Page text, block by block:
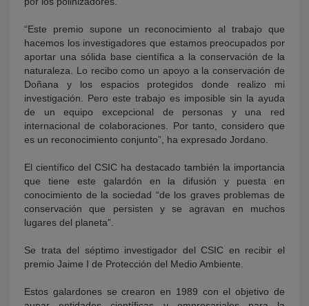
“Este premio supone un reconocimiento al trabajo que
hacemos los investigadores que estamos preocupados por
aportar una sólida base científica a la conservación de la
naturaleza. Lo recibo como un apoyo a la conservación de
Doñana y los espacios protegidos donde realizo mi
investigación. Pero este trabajo es imposible sin la ayuda
de un equipo excepcional de personas y una red
internacional de colaboraciones. Por tanto, considero que
es un reconocimiento conjunto”, ha expresado Jordano.
El científico del CSIC ha destacado también la importancia
que tiene este galardón en la difusión y puesta en
conocimiento de la sociedad “de los graves problemas de
conservación que persisten y se agravan en muchos
lugares del planeta”.
Se trata del séptimo investigador del CSIC en recibir el
premio Jaime I de Protección del Medio Ambiente.
Estos galardones se crearon en 1989 con el objetivo de